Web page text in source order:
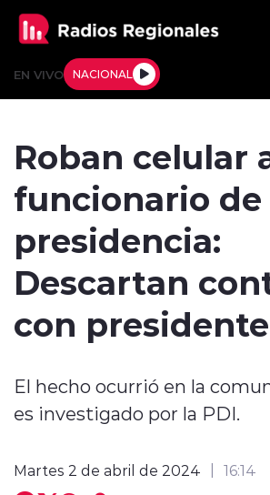
EN VIVO NACIONAL
Tendencias
Internacional
Entrevistas
Roban celular
funcionario de
presidencia:
Descartan
con
El hecho ocurrió en la
es investigado por la PDI.
Martes 2 de abril de 2024 16:14